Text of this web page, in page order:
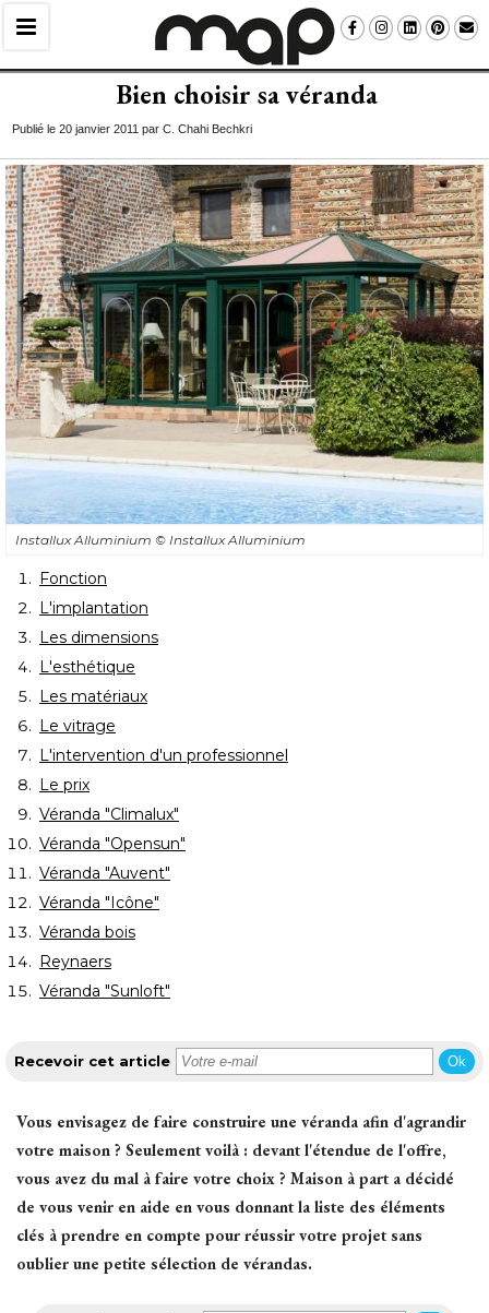
Bien choisir sa véranda
Publié le 20 janvier 2011 par C. Chahi Bechkri
Installux Alluminium © Installux Alluminium
Fonction
L'implantation
Les dimensions
L'esthétique
Les matériaux
Le vitrage
L'intervention d'un professionnel
Le prix
Véranda "Climalux"
Véranda "Opensun"
Véranda "Auvent"
Véranda "Icône"
Véranda bois
Reynaers
Véranda "Sunloft"
Recevoir cet article Ok
Vous envisagez de faire construire une véranda afin d'agrandir
votre maison ? Seulement voilà : devant l'étendue de l'offre,
vous avez du mal à faire votre choix ? Maison à part a décidé
de vous venir en aide en vous donnant la liste des éléments
clés à prendre en compte pour réussir votre projet sans
oublier une petite sélection de vérandas.